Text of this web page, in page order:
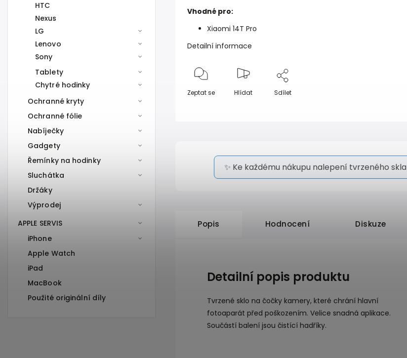
HTC
Nexus
LG
Lenovo
Sony
Tablety
Chytré hodinky
Ochranné kryty
Ochranné fólie
Nabíječky
Gadgety
Řemínky na hodinky
Sluchátka
Držáky
Výprodej
APPLE SERVIS
iPhone
Apple Watch
iPad
MacBook
Použité originální díly
Vhodné pro:
Xiaomi 14T Pro
Detailní informace
Zeptat se Hlídat Sdílet
✨ Ke každému nákupu nalepení tvrzeného skla
Popis Hodnocení Diskuze
Detailní popis produktu
Tvrzené sklo na čočky kamery, které chrání hlavní
fotoaparát před poškozením. Velice snadná aplikace.
Součástí balení jsou čistící hadříky.